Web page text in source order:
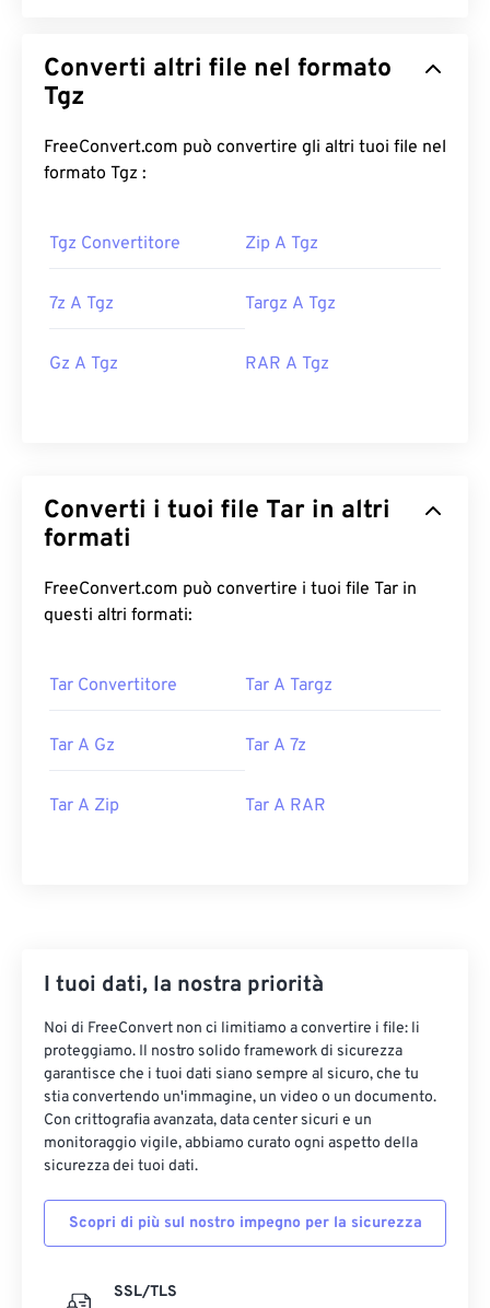
Converti altri file nel formato
Tgz
FreeConvert.com può convertire gli altri tuoi file nel
formato Tgz :
Tgz Convertitore Zip A Tgz
7z A Tgz Targz A Tgz
Gz A Tgz RAR A Tgz
Converti i tuoi file Tar in altri
formati
FreeConvert.com può convertire i tuoi file Tar in
questi altri formati:
Tar Convertitore Tar A Targz
Tar A Gz Tar A 7z
Tar A Zip Tar A RAR
I tuoi dati, la nostra priorità
Noi di FreeConvert non ci limitiamo a convertire i file: li
proteggiamo. Il nostro solido framework di sicurezza
garantisce che i tuoi dati siano sempre al sicuro, che tu
stia convertendo un'immagine, un video o un documento.
Con crittografia avanzata, data center sicuri e un
monitoraggio vigile, abbiamo curato ogni aspetto della
sicurezza dei tuoi dati.
Scopri di più sul nostro impegno per la sicurezza
SSL/TLS